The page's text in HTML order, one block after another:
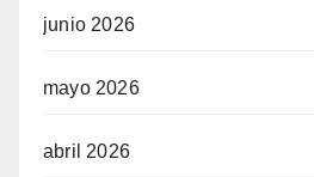
junio 2026
mayo 2026
abril 2026